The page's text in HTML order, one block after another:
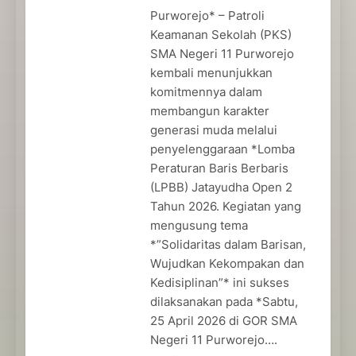
Purworejo* – Patroli
Keamanan Sekolah (PKS)
SMA Negeri 11 Purworejo
kembali menunjukkan
komitmennya dalam
membangun karakter
generasi muda melalui
penyelenggaraan *Lomba
Peraturan Baris Berbaris
(LPBB) Jatayudha Open 2
Tahun 2026. Kegiatan yang
mengusung tema
*”Solidaritas dalam Barisan,
Wujudkan Kekompakan dan
Kedisiplinan”* ini sukses
dilaksanakan pada *Sabtu,
25 April 2026 di GOR SMA
Negeri 11 Purworejo….